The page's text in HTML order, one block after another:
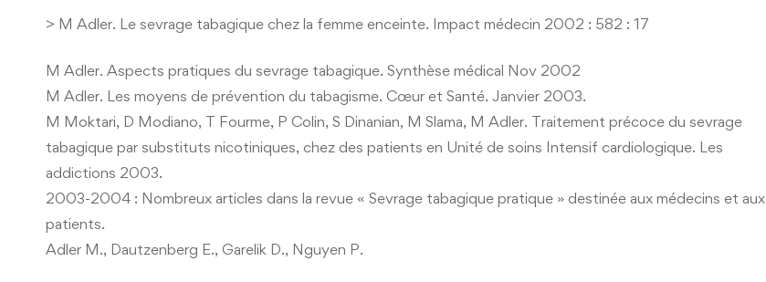
> M Adler. Le sevrage tabagique chez la femme enceinte. Impact médecin 2002 : 582 : 17
M Adler. Aspects pratiques du sevrage tabagique. Synthèse médical Nov 2002
M Adler. Les moyens de prévention du tabagisme. Cœur et Santé. Janvier 2003.
M Moktari, D Modiano, T Fourme, P Colin, S Dinanian, M Slama, M Adler. Traitement précoce du sevrage
tabagique par substituts nicotiniques, chez des patients en Unité de soins Intensif cardiologique. Les
addictions 2003.
2003-2004 : Nombreux articles dans la revue « Sevrage tabagique pratique » destinée aux médecins et aux
patients.
Adler M., Dautzenberg E., Garelik D., Nguyen P.